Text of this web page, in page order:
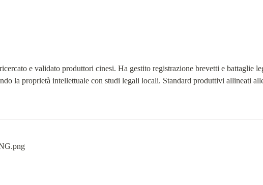
e validato produttori cinesi. Ha gestito registrazione brevetti e battaglie
la proprietà intellettuale con studi legali locali. Standard produttivi allineati